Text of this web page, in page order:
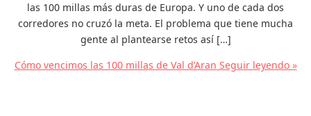
las 100 millas más duras de Europa. Y uno de cada dos
corredores no cruzó la meta. El problema que tiene mucha
gente al plantearse retos así […]
Cómo vencimos las 100 millas de Val d’Aran Seguir leyendo »